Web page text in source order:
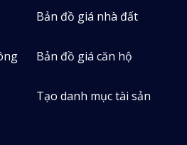
Bản đồ giá nhà đất
Bản đồ giá căn hộ
Tạo danh mục tài sản